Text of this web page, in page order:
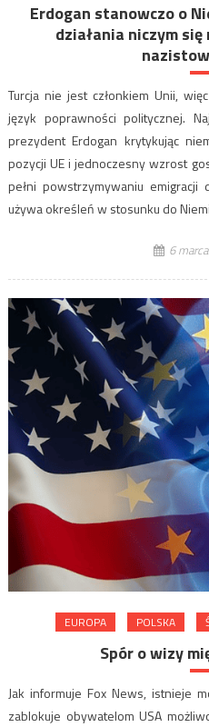
Erdogan stanowczo o
działania niczym
Turcja nie jest członkiem Unii,
język poprawności politycznej.
prezydent Erdogan krytykując
pozycji UE i jednoczesny wzrost
pełni powstrzymywaniu
używa określeń w stosunku do
6
EUROPA POLSKA
Spór o wizy
Jak informuje Fox News, istnieje
zablokuje obywatelom USA